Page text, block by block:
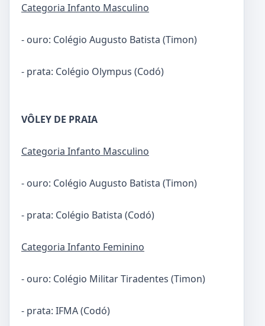
Categoria Infanto Masculino
- ouro: Colégio Augusto Batista (Timon)
- prata: Colégio Olympus (Codó)
VÔLEY DE PRAIA
Categoria Infanto Masculino
- ouro: Colégio Augusto Batista (Timon)
- prata: Colégio Batista (Codó)
Categoria Infanto Feminino
- ouro: Colégio Militar Tiradentes (Timon)
- prata: IFMA (Codó)